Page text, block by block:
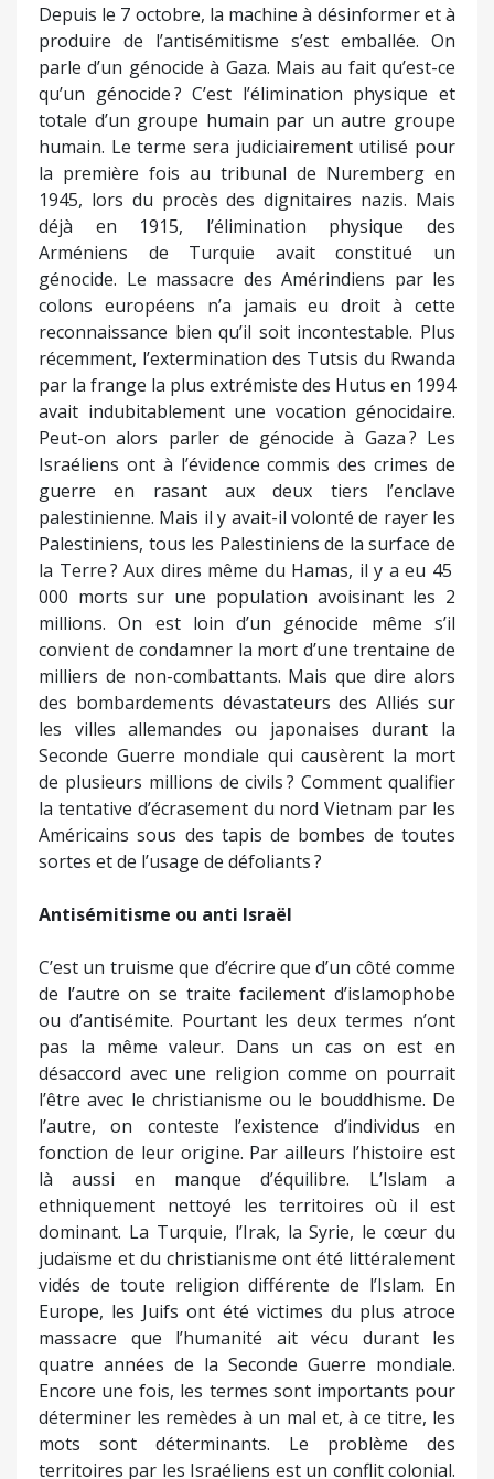
Depuis le 7 octobre, la machine à désinformer et à
produire de l’antisémitisme s’est emballée. On
parle d’un génocide à Gaza. Mais au fait qu’est-ce
qu’un génocide ? C’est l’élimination physique et
totale d’un groupe humain par un autre groupe
humain. Le terme sera judiciairement utilisé pour
la première fois au tribunal de Nuremberg en
1945, lors du procès des dignitaires nazis. Mais
déjà en 1915, l’élimination physique des
Arméniens de Turquie avait constitué un
génocide. Le massacre des Amérindiens par les
colons européens n’a jamais eu droit à cette
reconnaissance bien qu’il soit incontestable. Plus
récemment, l’extermination des Tutsis du Rwanda
par la frange la plus extrémiste des Hutus en 1994
avait indubitablement une vocation génocidaire.
Peut-on alors parler de génocide à Gaza ? Les
Israéliens ont à l’évidence commis des crimes de
guerre en rasant aux deux tiers l’enclave
palestinienne. Mais il y avait-il volonté de rayer les
Palestiniens, tous les Palestiniens de la surface de
la Terre ? Aux dires même du Hamas, il y a eu 45
000 morts sur une population avoisinant les 2
millions. On est loin d’un génocide même s’il
convient de condamner la mort d’une trentaine de
milliers de non-combattants. Mais que dire alors
des bombardements dévastateurs des Alliés sur
les villes allemandes ou japonaises durant la
Seconde Guerre mondiale qui causèrent la mort
de plusieurs millions de civils ? Comment qualifier
la tentative d’écrasement du nord Vietnam par les
Américains sous des tapis de bombes de toutes
sortes et de l’usage de défoliants ?
Antisémitisme ou anti Israël
C’est un truisme que d’écrire que d’un côté comme
de l’autre on se traite facilement d’islamophobe
ou d’antisémite. Pourtant les deux termes n’ont
pas la même valeur. Dans un cas on est en
désaccord avec une religion comme on pourrait
l’être avec le christianisme ou le bouddhisme. De
l’autre, on conteste l’existence d’individus en
fonction de leur origine. Par ailleurs l’histoire est
là aussi en manque d’équilibre. L’Islam a
ethniquement nettoyé les territoires où il est
dominant. La Turquie, l’Irak, la Syrie, le cœur du
judaïsme et du christianisme ont été littéralement
vidés de toute religion différente de l’Islam. En
Europe, les Juifs ont été victimes du plus atroce
massacre que l’humanité ait vécu durant les
quatre années de la Seconde Guerre mondiale.
Encore une fois, les termes sont importants pour
déterminer les remèdes à un mal et, à ce titre, les
mots sont déterminants. Le problème des
territoires par les Israéliens est un conflit colonial.